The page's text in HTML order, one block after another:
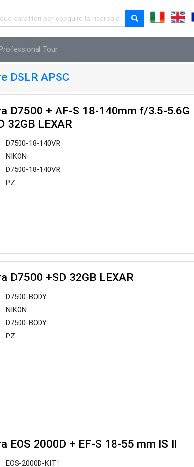
Professional Tour
DSLR APSC
D7500 + AF-S 18-140mm f/3.5-5.6G
32GB LEXAR
D7500-18-140VR
NIKON
D7500-18-140VR
PZ
D7500 +SD 32GB LEXAR
D7500-BODY
NIKON
D7500-BODY
PZ
EOS 2000D + EF-S 18-55 mm IS II
EOS-2000D-KIT1